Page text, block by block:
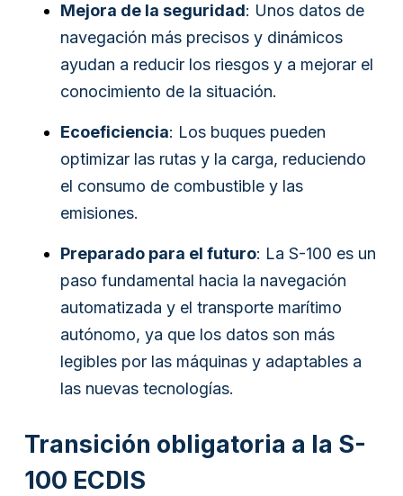
Mejora de la seguridad: Unos datos de
navegación más precisos y dinámicos
ayudan a reducir los riesgos y a mejorar el
conocimiento de la situación.
Ecoeficiencia: Los buques pueden
optimizar las rutas y la carga, reduciendo
el consumo de combustible y las
emisiones.
Preparado para el futuro: La S-100 es un
paso fundamental hacia la navegación
automatizada y el transporte marítimo
autónomo, ya que los datos son más
legibles por las máquinas y adaptables a
las nuevas tecnologías.
Transición obligatoria a la S-
100 ECDIS